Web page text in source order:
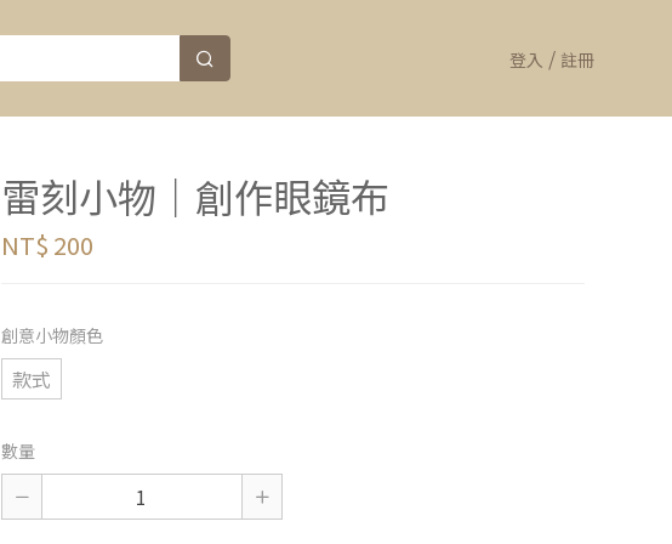
登入 / 註冊
雷刻小物｜創作眼鏡布
NT$ 200
創意小物顏色
款式
數量